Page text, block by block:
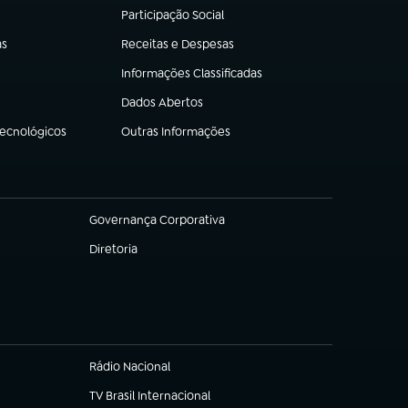
Participação Social
(abre em nova aba)
Receitas e Despesas
(abre em nova aba)
Informações Classificadas
(abre em nova aba)
Dados Abertos
(abre em nova aba)
Outras Informações
(abre em nova aba)
Governança Corporativa
(abre em nova aba)
Diretoria
(abre em nova aba)
Rádio Nacional
TV Brasil Internacional
(abre em nova aba)